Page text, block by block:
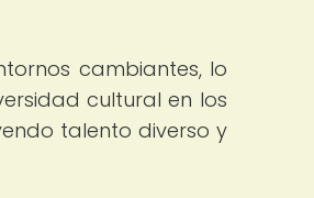
cambiantes, lo
cultural en los
talento diverso y